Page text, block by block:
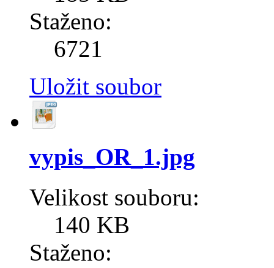
Staženo:
6721
Uložit soubor
vypis_OR_1.jpg
Velikost souboru:
140 KB
Staženo: